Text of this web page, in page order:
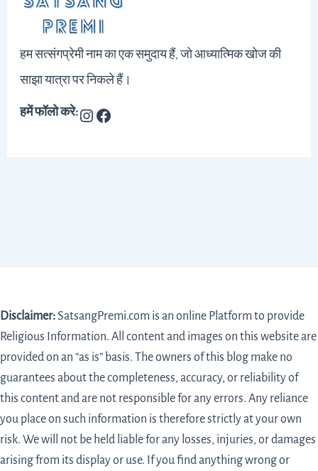
हम सत्संगप्रेमी नाम का एक समुदाय हैं, जो आध्यात्मिक खोज की
साझा यात्रा पर निकले हैं।
हमें फॉलो करे:
Disclaimer:SatsangPremi.com is an online Platform to provide
Religious Information. All content and images on this website are
provided on an “as is” basis. The owners of this blog make no
guarantees about the completeness, accuracy, or reliability of
this content and are not responsible for any errors. Any reliance
you place on such information is therefore strictly at your own
risk. We will not be held liable for any losses, injuries, or damages
arising from its display or use. If you find anything wrong or